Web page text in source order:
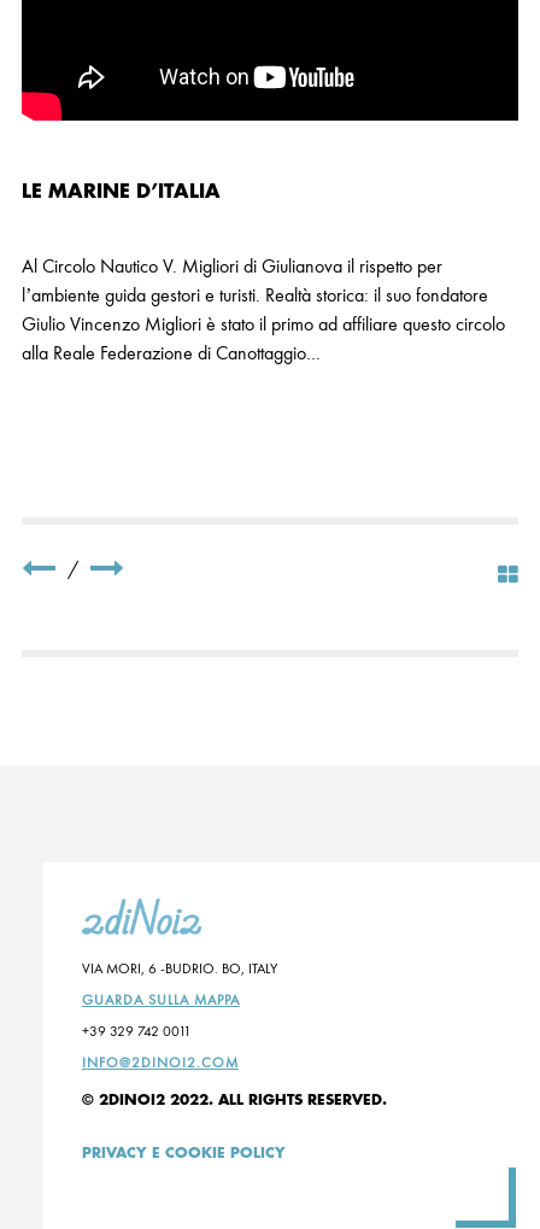
LE MARINE D’ITALIA
Al Circolo Nautico V. Migliori di Giulianova il rispetto per
l’ambiente guida gestori e turisti. Realtà storica: il suo fondatore
Giulio Vincenzo Migliori è stato il primo ad affiliare questo circolo
alla Reale Federazione di Canottaggio…
/
VIA MORI, 6 -BUDRIO. BO, ITALY
GUARDA SULLA MAPPA
+39 329 742 0011
INFO@2DINOI2.COM
© 2DINOI2 2022. ALL RIGHTS RESERVED.
PRIVACY E COOKIE POLICY